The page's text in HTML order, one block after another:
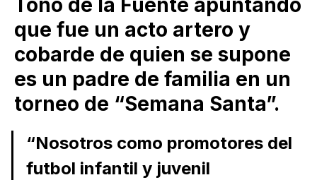
que fue un acto artero y
cobarde de quien se supone
es un padre de familia en un
torneo de “Semana Santa”.
“Nosotros como promotores del
futbol infantil y juvenil